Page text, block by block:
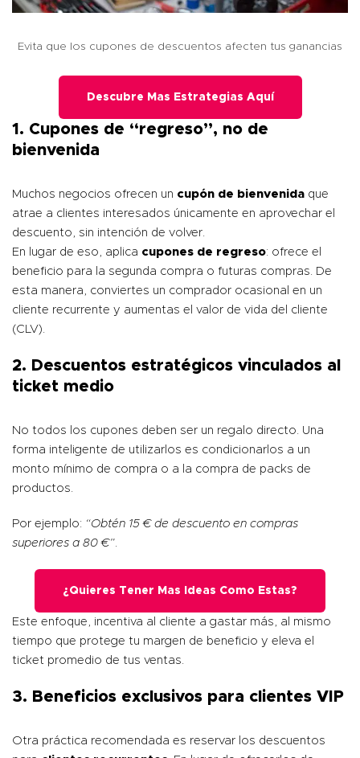
Evita que los cupones de descuentos afecten tus ganancias
Descubre Mas Estrategias Aquí
1. Cupones de “regreso”, no de
bienvenida
Muchos negocios ofrecen un cupón de bienvenida que
atrae a clientes interesados únicamente en aprovechar el
descuento, sin intención de volver.
En lugar de eso, aplica cupones de regreso: ofrece el
beneficio para la segunda compra o futuras compras. De
esta manera, conviertes un comprador ocasional en un
cliente recurrente y aumentas el valor de vida del cliente
(CLV).
2. Descuentos estratégicos vinculados al
ticket medio
No todos los cupones deben ser un regalo directo. Una
forma inteligente de utilizarlos es condicionarlos a un
monto mínimo de compra o a la compra de packs de
productos.
Por ejemplo: “Obtén 15 € de descuento en compras
superiores a 80 €”.
¿Quieres Tener Mas Ideas Como Estas?
Este enfoque, incentiva al cliente a gastar más, al mismo
tiempo que protege tu margen de beneficio y eleva el
ticket promedio de tus ventas.
3. Beneficios exclusivos para clientes VIP
Otra práctica recomendada es reservar los descuentos